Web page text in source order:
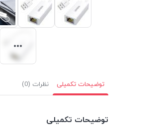
توضیحات تکمیلی نظرات (0)
توضیحات تکمیلی